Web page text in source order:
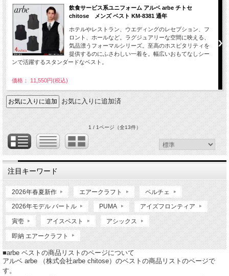
飲食サービス系ユニフォーム アルベ arbe チトセ
chitose メンズ ベスト KM-8381 通年
ホテルやレストラン、ウエディングのレセプション、フ
ロント、ホールなど。ラグジュアリーな空間に映える、
気品漂うフォーマルシリーズ。至高のホスピタリティを
提供するのにふさわしい一着を。幅広いおもてなしシー
ンで活躍するスタンダードなベスト。
価格： 11,550円(税込)
お気に入りに追加済
1 / 1ページ（全13件）
注目キーワード
2026年春夏新作 エアークラフト ペルチェ
2026年モデル バートル PUMA アイズフロンティア
寅壱 アイスベスト アシックス
即納 エアークラフト
■arbe ベストの商品リストのページについて
アルベ arbe （株式会社arbe chitose）のベストの商品リストのページで
す。